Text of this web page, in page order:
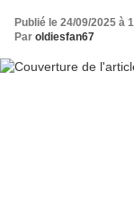
Publié le 24/09/2025 à
Par oldiesfan67